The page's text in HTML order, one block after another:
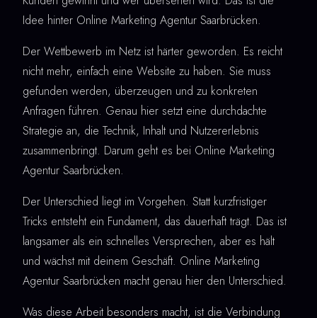
Idee hinter Online Marketing Agentur Saarbrücken.
Der Wettbewerb im Netz ist härter geworden. Es reicht
nicht mehr, einfach eine Website zu haben. Sie muss
gefunden werden, überzeugen und zu konkreten
Anfragen führen. Genau hier setzt eine durchdachte
Strategie an, die Technik, Inhalt und Nutzererlebnis
zusammenbringt. Darum geht es bei Online Marketing
Agentur Saarbrücken.
Der Unterschied liegt im Vorgehen. Statt kurzfristiger
Tricks entsteht ein Fundament, das dauerhaft trägt. Das ist
langsamer als ein schnelles Versprechen, aber es hält
und wächst mit deinem Geschäft. Online Marketing
Agentur Saarbrücken macht genau hier den Unterschied.
Was diese Arbeit besonders macht, ist die Verbindung